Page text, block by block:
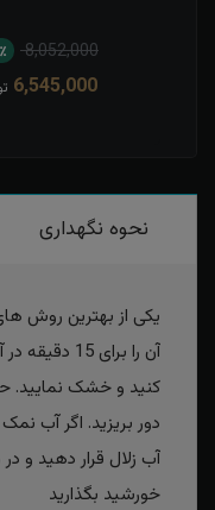
8,052,000
6,545,000
نحوه نگهداری
یکی از بهترین روش
آن را برای
کنید و خشک نمایید.
دور بریزید. اگر آب
آب زلال قرار دهید و
خورشید بگذارید